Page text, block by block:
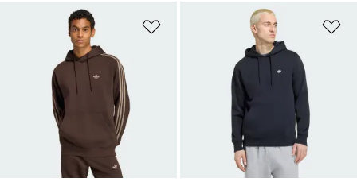
Zur Wunschliste hinzufügen